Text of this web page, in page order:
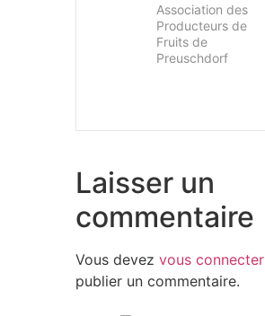
Association des
Producteurs de
Fruits de
Preuschdorf
Laisser un
commentaire
Vous devez vous connecter
publier un commentaire.